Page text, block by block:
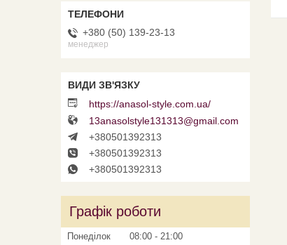
+380 (50) 139-23-13
менеджер
https://anasol-style.com.ua/
13anasolstyle131313@gmail.com
+380501392313
+380501392313
+380501392313
Графік роботи
Понеділок 08:00
21:00